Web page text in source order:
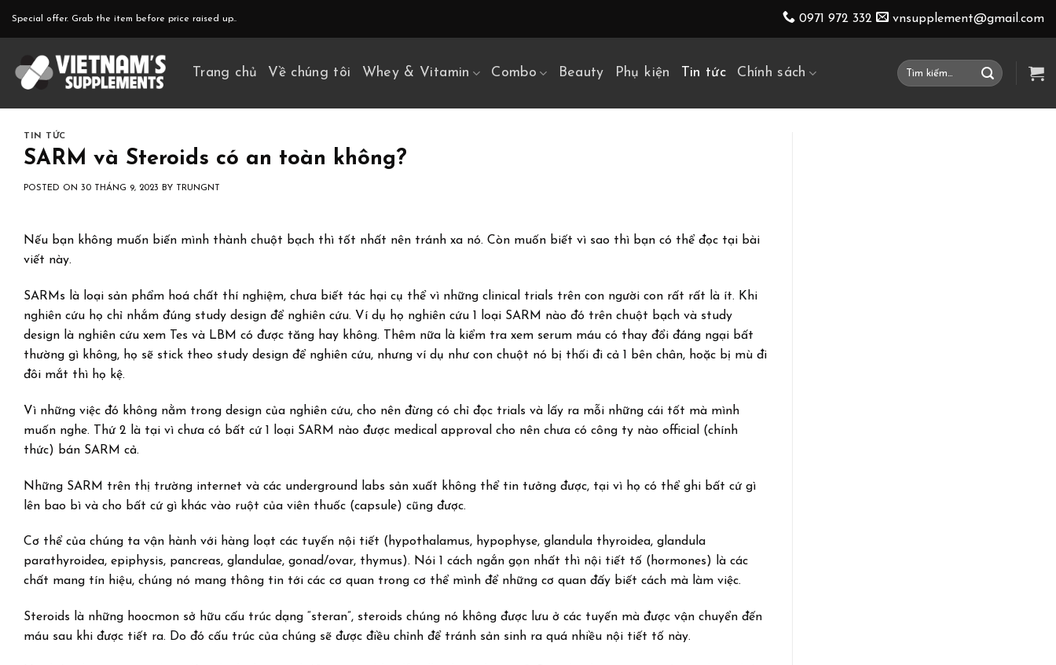
Special offer. Grab the item before price raised up.. 0971 972 332 vnsupplement@gmail.com
Trang chủ Về chúng tôi Whey & Vitamin Combo Beauty Phụ kiện Tin tức Chính sách
Tìm
kiếm:
TIN TỨC
SARM và Steroids có an toàn không?
POSTED ON 30 THÁNG 9, 2023 BY TRUNGNT
Nếu bạn không muốn biến mình thành chuột bạch thì tốt nhất nên tránh xa nó. Còn muốn biết vì sao thì bạn có thể đọc tại bài
viết này.
SARMs là loại sản phẩm hoá chất thí nghiệm, chưa biết tác hại cụ thể vì những clinical trials trên con người con rất rất là ít. Khi
nghiên cứu họ chỉ nhắm đúng study design để nghiên cứu. Ví dụ họ nghiên cứu 1 loại SARM nào đó trên chuột bạch và study
design là nghiên cứu xem Tes và LBM có được tăng hay không. Thêm nữa là kiểm tra xem serum máu có thay đổi đáng ngại bất
thường gì không, họ sẽ stick theo study design để nghiên cứu, nhưng ví dụ như con chuột nó bị thối đi cả 1 bên chân, hoặc bị mù đi
đôi mắt thì họ kệ.
Vì những việc đó không nằm trong design của nghiên cứu, cho nên đừng có chỉ đọc trials và lấy ra mỗi những cái tốt mà mình
muốn nghe. Thứ 2 là tại vì chưa có bất cứ 1 loại SARM nào được medical approval cho nên chưa có công ty nào official (chính
thức) bán SARM cả.
Những SARM trên thị trường internet và các underground labs sản xuất không thể tin tưởng được, tại vì họ có thể ghi bất cứ gì
lên bao bì và cho bất cứ gì khác vào ruột của viên thuốc (capsule) cũng được.
Cơ thể của chúng ta vận hành với hàng loạt các tuyến nội tiết (hypothalamus, hypophyse, glandula thyroidea, glandula
parathyroidea, epiphysis, pancreas, glandulae, gonad/ovar, thymus). Nói 1 cách ngắn gọn nhất thì nội tiết tố (hormones) là các
chất mang tín hiệu, chúng nó mang thông tin tới các cơ quan trong cơ thể mình để những cơ quan đấy biết cách mà làm việc.
Steroids là những hoocmon sở hữu cấu trúc dạng “steran”, steroids chúng nó không được lưu ở các tuyến mà được vận chuyển đến
máu sau khi được tiết ra. Do đó cấu trúc của chúng sẽ được điều chỉnh để tránh sản sinh ra quá nhiều nội tiết tố này.